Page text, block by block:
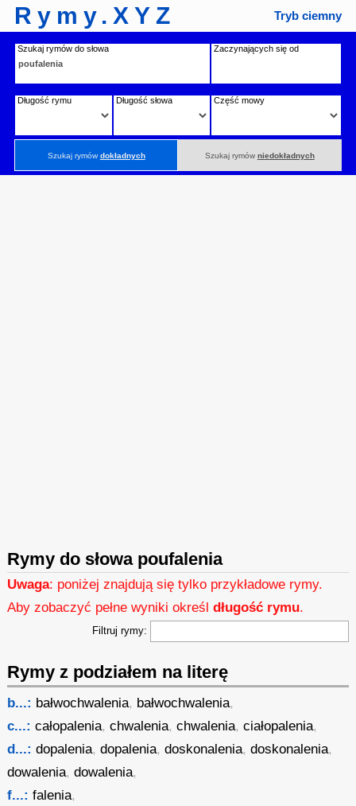
Rymy.XYZ Tryb ciemny
Szukaj rymów do słowa Zaczynających się od
Długość rymu Długość słowa Część mowy
Szukaj rymówdokładnych Szukaj rymów niedokładnych
Rymy do słowa poufalenia
Uwaga: poniżej znajdują się tylko przykładowe rymy.
Aby zobaczyć pełne wyniki określdługość rymu.
Filtruj rymy:
Rymy z podziałem na literę
b...: bałwochwalenia, bałwochwalenia,
c...: całopalenia,chwalenia,chwalenia,ciałopalenia,
d...: dopalenia,dopalenia,doskonalenia,doskonalenia,
dowalenia,dowalenia,
f...: falenia,